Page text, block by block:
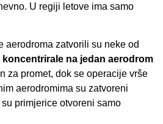
U regiji letove ima samo
aerodroma zatvorili su neke od
koncentrirale na jedan aerodrom
za promet, dok se operacije vrše
aerodromima su zatvoreni
primjerice otvoreni samo